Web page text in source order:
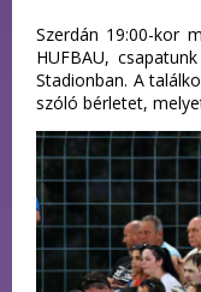
Szerdán 19:00-kor
HUFBAU,
Stadionban. A
szóló bérletet,